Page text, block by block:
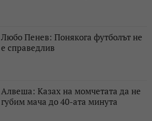
Любо Пенев: Понякога футболът не
е справедлив
Алвеша: Казах на момчетата да не
губим мача до 40-ата минута